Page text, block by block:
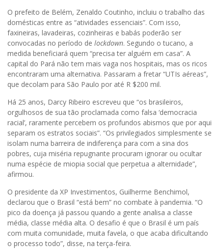
O prefeito de Belém, Zenaldo Coutinho, incluiu o trabalho das
domésticas entre as “atividades essenciais”. Com isso,
faxineiras, lavadeiras, cozinheiras e babás poderão ser
convocadas no período de lockdown. Segundo o tucano, a
medida beneficiará quem “precisa ter alguém em casa”. A
capital do Pará não tem mais vaga nos hospitais, mas os ricos
encontraram uma alternativa. Passaram a fretar “UTIs aéreas”,
que decolam para São Paulo por até R $200 mil.
Há 25 anos, Darcy Ribeiro escreveu que “os brasileiros,
orgulhosos de sua tão proclamada como falsa ‘democracia
racial’, raramente percebem os profundos abismos que por aqui
separam os estratos sociais”. “Os privilegiados simplesmente se
isolam numa barreira de indiferença para com a sina dos
pobres, cuja miséria repugnante procuram ignorar ou ocultar
numa espécie de miopia social que perpetua a alternidade”,
afirmou.
O presidente da XP Investimentos, Guilherme Benchimol,
declarou que o Brasil “está bem” no combate à pandemia. “O
pico da doença já passou quando a gente analisa a classe
média, classe média alta. O desafio é que o Brasil é um país
com muita comunidade, muita favela, o que acaba dificultando
o processo todo”, disse, na terça-feira.